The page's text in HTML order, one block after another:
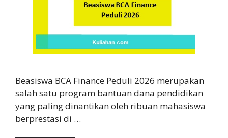
Beasiswa BCA Finance Peduli 2026 merupakan
salah satu program bantuan dana pendidikan
yang paling dinantikan oleh ribuan mahasiswa
berprestasi di …